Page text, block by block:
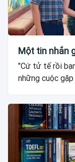
Một tin nhắn
"Cứ tử tế rồi
những cuộc